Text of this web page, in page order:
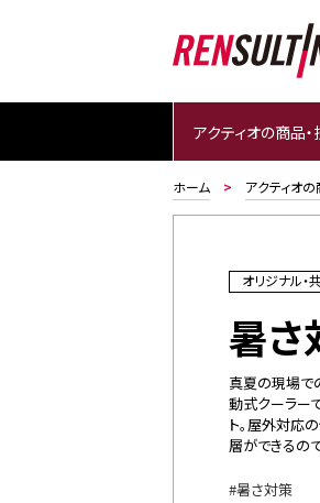
アクティオの商品
ホーム アクティオ
オリジナル
暑さ
真夏の現場で
動式クーラー
ト。屋外対応
層ができるの
暑さ対策